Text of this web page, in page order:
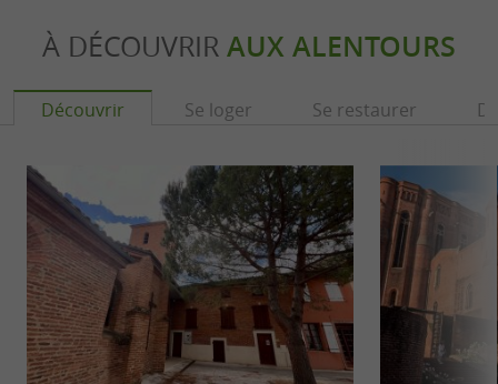
À DÉCOUVRIR AUX ALENTOURS
Découvrir Se loger Se restaurer